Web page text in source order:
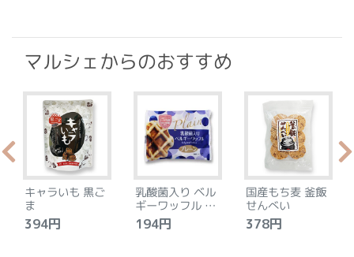
マルシェからのおすすめ
キャラいも 黒ご
ま
394円
乳酸菌入り ベル
ギーワッフル プ
レーン
194円
国産もち麦 釜飯
せんべい
378円